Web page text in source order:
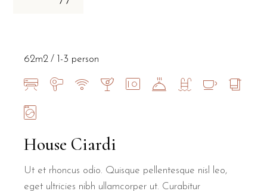
House Ciardi
Ut et rhoncus odio. Quisque pellentesque nisl leo,
eget ultricies nibh ullamcorper ut. Curabitur
62m2 1-3 person